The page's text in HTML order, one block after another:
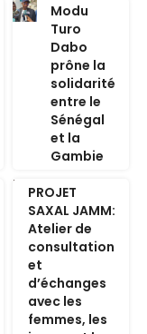
Modu
Turo
Dabo
prône la
solidarité
entre le
Sénégal
et la
Gambie
PROJET
SAXAL JAMM:
Atelier de
consultation
et
d’échanges
avec les
femmes, les